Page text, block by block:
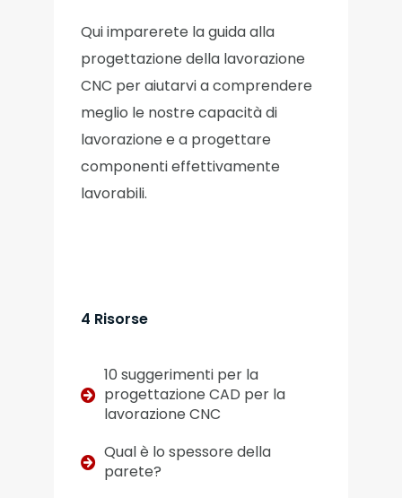
Qui imparerete la guida alla
progettazione della lavorazione
CNC per aiutarvi a comprendere
meglio le nostre capacità di
lavorazione e a progettare
componenti effettivamente
lavorabili.
4 Risorse
10 suggerimenti per la
progettazione CAD per la
lavorazione CNC
Qual è lo spessore della
parete?